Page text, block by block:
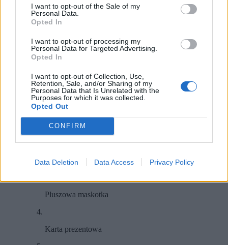
I want to opt-out of the Sale of my
Personal Data.
Opted In
I want to opt-out of processing my
Personal Data for Targeted Advertising.
Opted In
I want to opt-out of Collection, Use,
Retention, Sale, and/or Sharing of my
Personal Data that Is Unrelated with the
Purposes for which it was collected.
Opted Out
CONFIRM
Data Deletion Data Access Privacy Policy
Szczerość
Przyjaźń
Rodzina
Wierność
Wybierz idealny prezent na
Walentynki:
Bombonierka z serduszkiem
Książka
Pluszowa maskotka
Karta prezentowa